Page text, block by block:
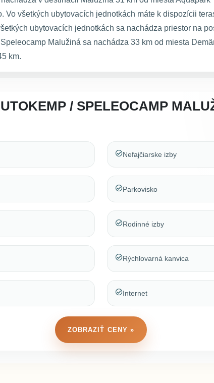
Vo všetkých ubytovacích jednotkách máte k dispozícii
ubytovacích jednotkách sa nachádza priestor na
Malužiná sa nachádza 33 km od miesta
km.
/ SPELEOCAMP
Nefajčiarske izby
Parkovisko
Rodinné izby
Rýchlovarná kanvica
Internet
ZOBRAZIŤ CENY »